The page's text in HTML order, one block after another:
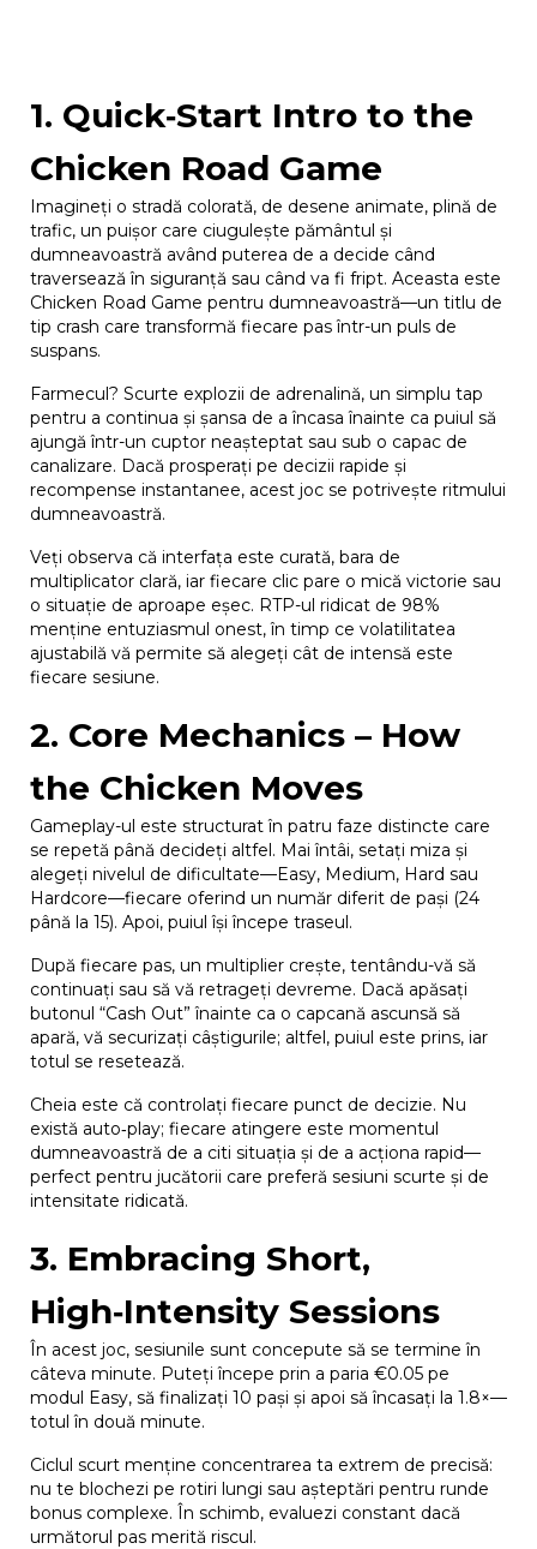
1. Quick‑Start Intro to the
Chicken Road Game
Imagineți o stradă colorată, de desene animate, plină de
trafic, un puișor care ciugulește pământul și
dumneavoastră având puterea de a decide când
traversează în siguranță sau când va fi fript. Aceasta este
Chicken Road Game pentru dumneavoastră—un titlu de
tip crash care transformă fiecare pas într-un puls de
suspans.
Farmecul? Scurte explozii de adrenalină, un simplu tap
pentru a continua și șansa de a încasa înainte ca puiul să
ajungă într-un cuptor neașteptat sau sub o capac de
canalizare. Dacă prosperați pe decizii rapide și
recompense instantanee, acest joc se potrivește ritmului
dumneavoastră.
Veți observa că interfața este curată, bara de
multiplicator clară, iar fiecare clic pare o mică victorie sau
o situație de aproape eșec. RTP-ul ridicat de 98%
menține entuziasmul onest, în timp ce volatilitatea
ajustabilă vă permite să alegeți cât de intensă este
fiecare sesiune.
2. Core Mechanics – How
the Chicken Moves
Gameplay-ul este structurat în patru faze distincte care
se repetă până decideți altfel. Mai întâi, setați miza și
alegeți nivelul de dificultate—Easy, Medium, Hard sau
Hardcore—fiecare oferind un număr diferit de pași (24
până la 15). Apoi, puiul își începe traseul.
După fiecare pas, un multiplier crește, tentându-vă să
continuați sau să vă retrageți devreme. Dacă apăsați
butonul “Cash Out” înainte ca o capcană ascunsă să
apară, vă securizați câștigurile; altfel, puiul este prins, iar
totul se resetează.
Cheia este că controlați fiecare punct de decizie. Nu
există auto‑play; fiecare atingere este momentul
dumneavoastră de a citi situația și de a acționa rapid—
perfect pentru jucătorii care preferă sesiuni scurte și de
intensitate ridicată.
3. Embracing Short,
High‑Intensity Sessions
În acest joc, sesiunile sunt concepute să se termine în
câteva minute. Puteți începe prin a paria €0.05 pe
modul Easy, să finalizați 10 pași și apoi să încasați la 1.8×—
totul în două minute.
Ciclul scurt menține concentrarea ta extrem de precisă:
nu te blochezi pe rotiri lungi sau așteptări pentru runde
bonus complexe. În schimb, evaluezi constant dacă
următorul pas merită riscul.